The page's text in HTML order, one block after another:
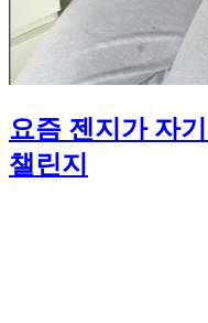
요즘 젠지가 자
챌린지